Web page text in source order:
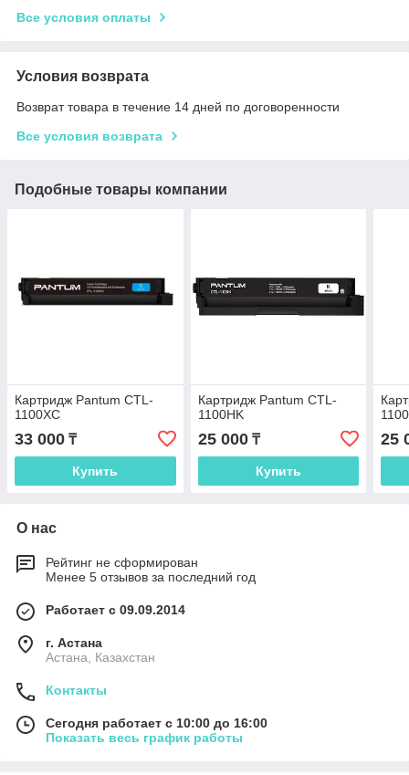
Все условия оплаты
Условия возврата
Возврат товара в течение 14 дней по договоренности
Все условия возврата
Подобные товары компании
Картридж Pantum CTL-
1100XC
33 000 ₸
Купить
Картридж Pantum CTL-
1100HK
25 000₸
Купить
25
О нас
Рейтинг не сформирован
Менее 5 отзывов за последний год
Работает с 09.09.2014
г. Астана
Астана, Казахстан
Контакты
Сегодня работает с 10:00 до 16:00
Показать весь график работы